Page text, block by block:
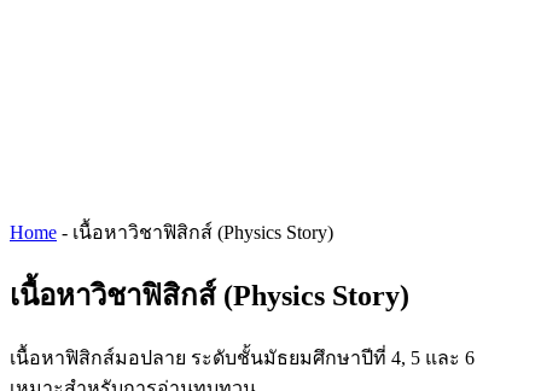
Home - เนื้อหาวิชาฟิสิกส์ (Physics Story)
เนื้อหาวิชาฟิสิกส์ (Physics Story)
เนื้อหาฟิสิกส์มอปลาย ระดับชั้นมัธยมศึกษาปีที่ 4, 5 และ 6